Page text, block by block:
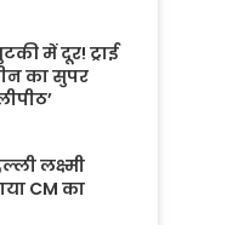
में दूर! ट्राई
का सुपर
लक्ष्मी
CM का